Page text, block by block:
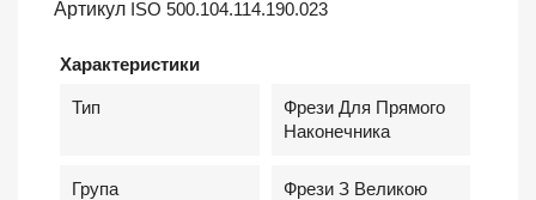
Артикул ISO 500.104.114.190.023
Характеристики
Тип
Фрези Для Прямого
Наконечника
Група
Фрези З Великою